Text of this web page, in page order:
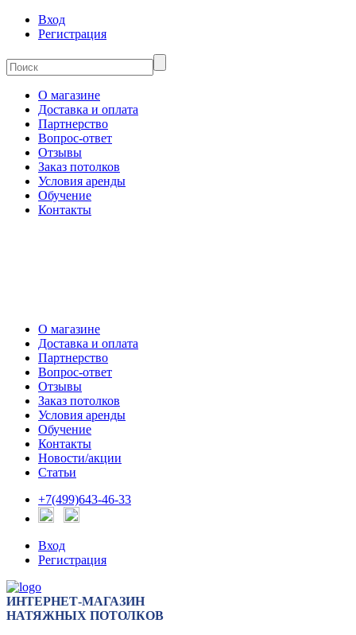
Вход
Регистрация
О магазине
Доставка и оплата
Партнерство
Вопрос-ответ
Отзывы
Заказ потолков
Условия аренды
Обучение
Контакты
О магазине
Доставка и оплата
Партнерство
Вопрос-ответ
Отзывы
Заказ потолков
Условия аренды
Обучение
Контакты
Новости/акции
Статьи
+7(499)643-46-33
Вход
Регистрация
ИНТЕРНЕТ-МАГАЗИН
НАТЯЖНЫХ ПОТОЛКОВ